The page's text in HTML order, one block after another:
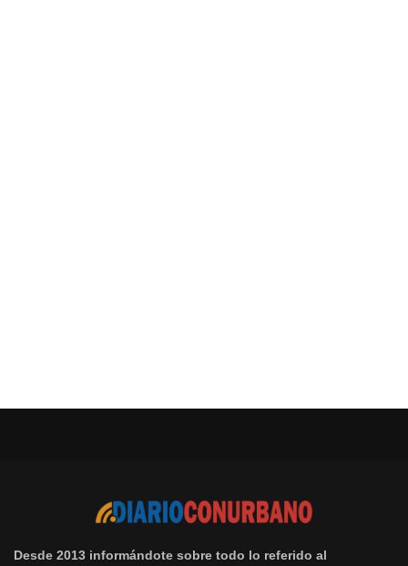
Desde 2013 informándote sobre todo lo referido al